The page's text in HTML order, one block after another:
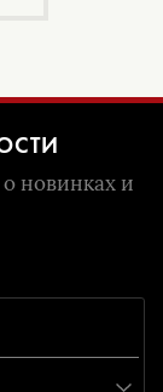
новинках и